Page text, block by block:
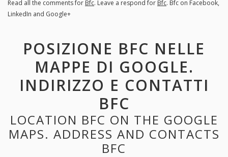
Read all the comments for Bfc. Leave a respond for Bfc. Bfc on Facebook,
LinkedIn and Google+
POSIZIONE BFC NELLE
MAPPE DI GOOGLE.
INDIRIZZO E CONTATTI
BFC
LOCATION BFC ON THE GOOGLE
MAPS. ADDRESS AND CONTACTS
BFC